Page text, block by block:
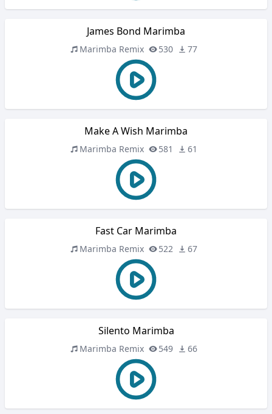
James Bond Marimba
Marimba Remix 530 77
Make A Wish Marimba
Marimba Remix 581 61
Fast Car Marimba
Marimba Remix 522 67
Silento Marimba
Marimba Remix 549 66